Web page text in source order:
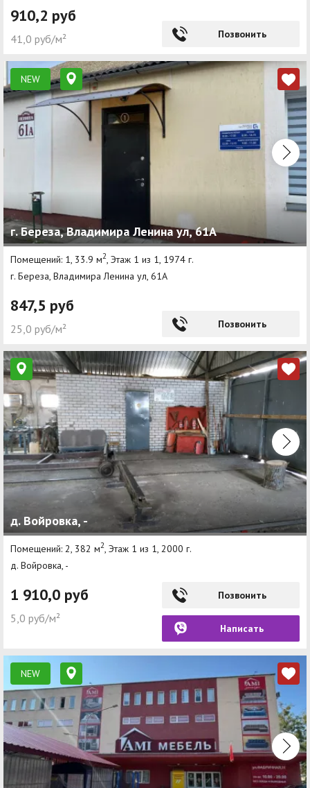
910,2 руб
41,0 руб/м² Позвонить
NEW
г. Береза, Владимира Ленина ул, 61А
Помещений: 1, 33.9 м2 , Этаж 1 из 1, 1974 г.
г. Береза, Владимира Ленина ул, 61А
847,5 руб
25,0 руб/м² Позвонить
д. Войровка, -
Помещений: 2, 382 м2, Этаж 1 из 1, 2000 г.
д. Войровка, -
1 910,0 руб
5,0 руб/м²
Позвонить
Написать
NEW